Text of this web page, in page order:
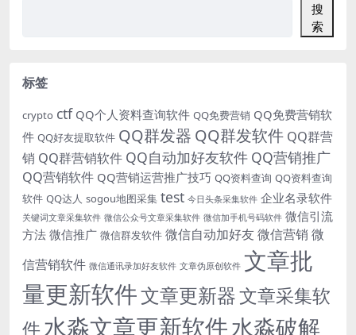
搜
索
标签
crypto ctf QQ个人资料查询软件 QQ免费营销 QQ免费营销软
件 QQ好友提取软件 QQ群发器 QQ群发软件 QQ群营
销 QQ群营销软件 QQ自动加好友软件 QQ营销推广
QQ营销软件 QQ营销运营推广技巧 QQ资料查询 QQ资料查询
软件 QQ达人 sogou地图采集 test 今日头条采集软件 企业名录软件
关键词文章采集软件 微信公众号文章采集软件 微信加手机号码软件 微信引流
方法 微信推广 微信群发软件 微信自动加好友 微信营销 微
信营销软件 微信通讯录加好友软件 文章伪原创软件 文章批
量更新软件文章更新器文章采集软
件水淼文章更新软件水淼破解